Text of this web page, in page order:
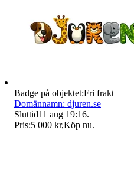
Badge på objektet:Fri frakt
Domännamn: djuren.se
Sluttid11 aug 19:16.
Pris:5 000 kr,Köp nu.